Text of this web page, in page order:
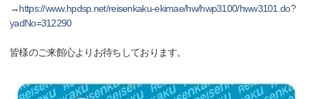
→https://www.hpdsp.net/reisenkaku-ekimae/hw/hwp3100/hww3101.do?
yadNo=312290
皆様のご来館心よりお待ちしております。